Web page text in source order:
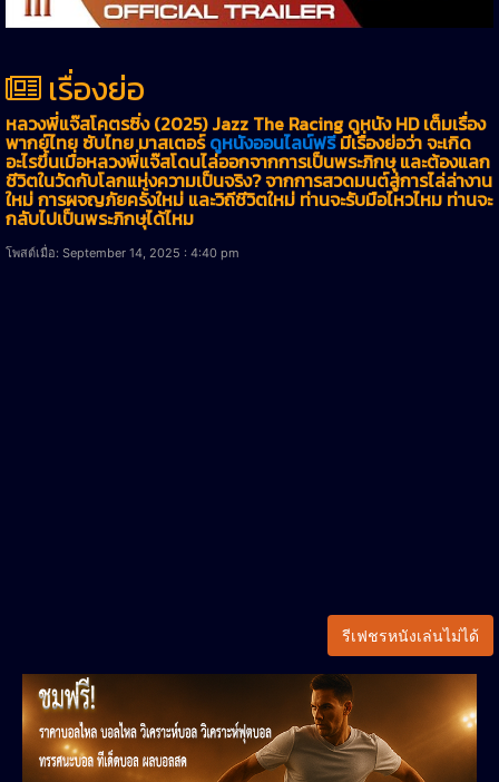
เรื่องย่อ
หลวงพี่แจ๊สโคตรซิ่ง (2025) Jazz The Racing ดูหนัง HD เต็มเรื่อง
พากย์ไทย ซับไทย มาสเตอร์ดูหนังออนไลน์ฟรีมีเรื่องย่อว่า จะเกิด
อะไรขึ้นเมื่อหลวงพี่แจ๊สโดนไล่ออกจากการเป็นพระภิกษุ และต้องแลก
ชีวิตในวัดกับโลกแห่งความเป็นจริง? จากการสวดมนต์สู่การไล่ล่างาน
ใหม่ การผจญภัยครั้งใหม่ และวิถีชีวิตใหม่ ท่านจะรับมือไหวไหม ท่านจะ
กลับไปเป็นพระภิกษุได้ไหม
โพสต์เมื่อ: September 14, 2025 : 4:40 pm
รีเฟชรหนังเล่นไม่ได้